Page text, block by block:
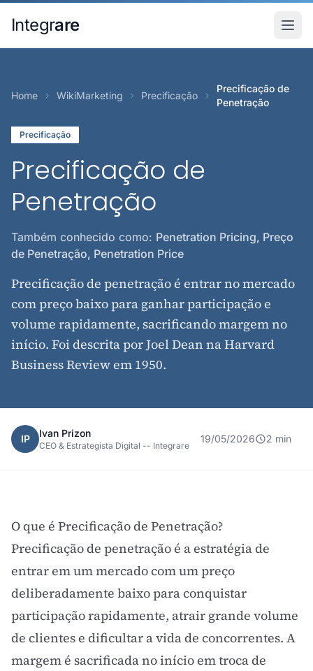
Integrare
Home WikiMarketing Precificação
Precificação de
Penetração
Precificação
Precificação de
Penetração
Também conhecido como: Penetration Pricing, Preço
de Penetração, Penetration Price
Precificação de penetração é entrar no mercado
com preço baixo para ganhar participação e
volume rapidamente, sacrificando margem no
início. Foi descrita por Joel Dean na Harvard
Business Review em 1950.
IP Ivan Prizon
CEO & Estrategista Digital -- Integrare
19/05/2026 2 min
O que é Precificação de Penetração?
Precificação de penetração é a estratégia de
entrar em um mercado com um preço
deliberadamente baixo para conquistar
participação rapidamente, atrair grande volume
de clientes e dificultar a vida de concorrentes. A
margem é sacrificada no início em troca de